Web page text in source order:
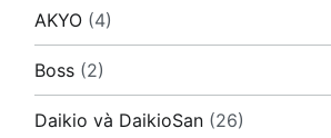
AKYO (4)
Boss (2)
Daikio và DaikioSan (26)